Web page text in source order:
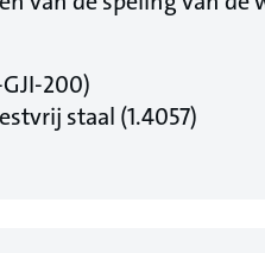
200)
staal (1.4057)